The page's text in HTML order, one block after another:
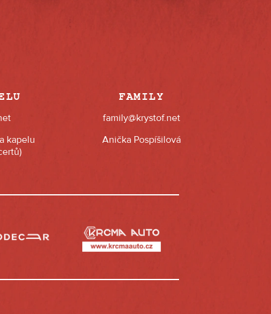
kapelu
FAMILY
family@krystof.net
Anička Pospíšilová